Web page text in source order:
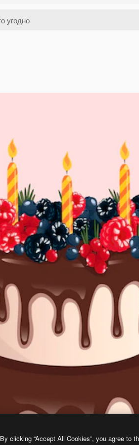
By clicking “Accept All Cookies”, you agree to